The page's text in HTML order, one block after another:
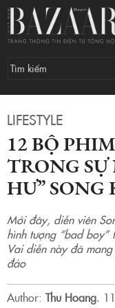
LIFESTYLE
12 BỘ
TRONG
HƯ” SONG
Mới đây, diễn viên
hình tượng “bad
Vai diễn này đã
đảo
Author: Thu Hoang.